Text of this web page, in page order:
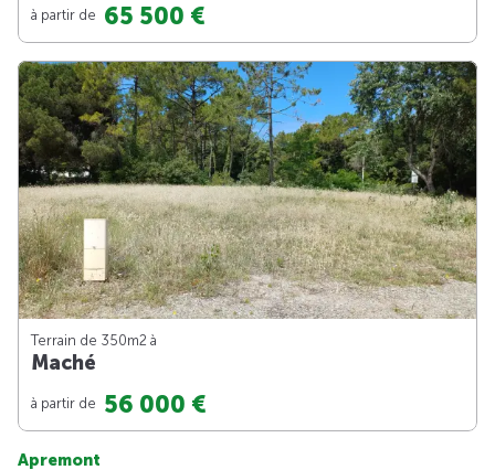
à partir de 65 500 €
Terrain de 350m2 à
Maché
à partir de 56 000 €
Apremont